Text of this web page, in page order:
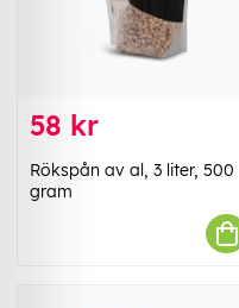
58 kr
Rökspån av al, 3 liter, 500
gram